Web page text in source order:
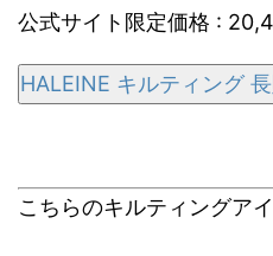
公式サイト限定価格 :
HALEINE キルティング
こちらのキルティングア